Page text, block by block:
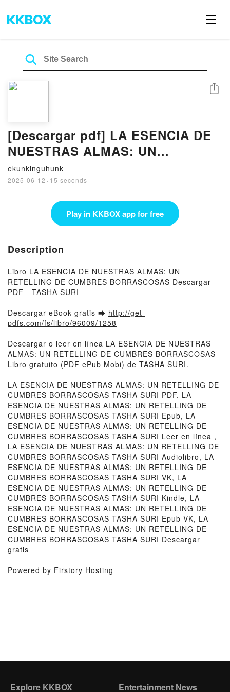
[Descargar pdf] LA ESENCIA DE
NUESTRAS ALMAS: UN
RETELLING DE CUMBRES
BORRASCOSAS
ekunkinguhunk
2025-06-12 · 15 seconds
Share
Play in KKBOX app for free
Description
Libro LA ESENCIA DE NUESTRAS ALMAS: UN
RETELLING DE CUMBRES BORRASCOSAS Descargar
PDF - TASHA SURI
Descargar eBook gratis ➡ http://get-
pdfs.com/fs/libro/96009/1258
Descargar o leer en línea LA ESENCIA DE NUESTRAS
ALMAS: UN RETELLING DE CUMBRES BORRASCOSAS
Libro gratuito (PDF ePub Mobi) de TASHA SURI.
LA ESENCIA DE NUESTRAS ALMAS: UN RETELLING DE
CUMBRES BORRASCOSAS TASHA SURI PDF, LA
ESENCIA DE NUESTRAS ALMAS: UN RETELLING DE
CUMBRES BORRASCOSAS TASHA SURI Epub, LA
ESENCIA DE NUESTRAS ALMAS: UN RETELLING DE
CUMBRES BORRASCOSAS TASHA SURI Leer en línea ,
LA ESENCIA DE NUESTRAS ALMAS: UN RETELLING DE
CUMBRES BORRASCOSAS TASHA SURI Audiolibro, LA
ESENCIA DE NUESTRAS ALMAS: UN RETELLING DE
CUMBRES BORRASCOSAS TASHA SURI VK, LA
ESENCIA DE NUESTRAS ALMAS: UN RETELLING DE
CUMBRES BORRASCOSAS TASHA SURI Kindle, LA
ESENCIA DE NUESTRAS ALMAS: UN RETELLING DE
CUMBRES BORRASCOSAS TASHA SURI Epub VK, LA
ESENCIA DE NUESTRAS ALMAS: UN RETELLING DE
CUMBRES BORRASCOSAS TASHA SURI Descargar
gratis
Powered by Firstory Hosting
Explore KKBOX Entertainment News